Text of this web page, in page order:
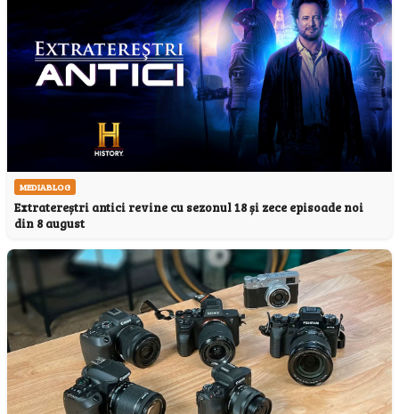
MEDIABLOG
Extratereștri antici revine cu sezonul 18 și zece episoade noi
din 8 august